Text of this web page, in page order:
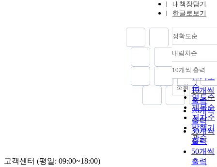
내책장담기
한글로보기
정확도순
정확도
순
인기도
순
연도순
제목순
저자순
발행기
관순
내림차순
내림차
10개씩 출력
10개씩
출력
20개씩
출력
30개씩
출력
50개씩
출력
조회
고객센터 (평일: 09:00~18:00)